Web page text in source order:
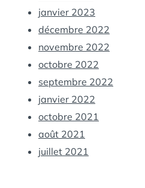
janvier 2023
décembre 2022
novembre 2022
octobre 2022
septembre 2022
janvier 2022
octobre 2021
août 2021
juillet 2021